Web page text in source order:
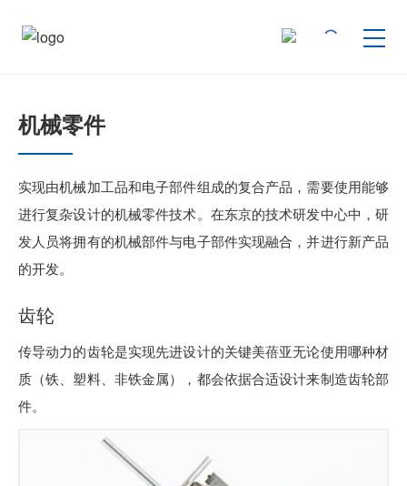
按行业用途查找
行业解决方案
技术支持
企业信息
机械零件
实现由机械加工品和电子部件组成的复合产品，需要使用能够
进行复杂设计的机械零件技术。在东京的技术研发中心中，研
发人员将拥有的机械部件与电子部件实现融合，并进行新产品
的开发。
齿轮
传导动力的齿轮是实现先进设计的关键美蓓亚无论使用哪种材
质（铁、塑料、非铁金属），都会依据合适设计来制造齿轮部
件。